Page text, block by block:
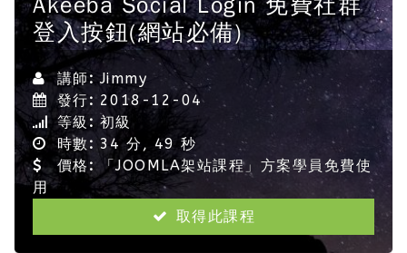
登入按鈕(網站必備)
講師: Jimmy
發行:2018-12-04
等級:初級
時數: 34 分, 49 秒
價格:「JOOMLA架站課程」方案學員免費使
用
取得此課程